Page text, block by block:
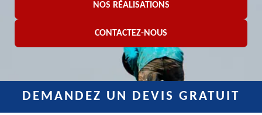
NOS RÉALISATIONS
CONTACTEZ-NOUS
DEMANDEZ UN DEVIS GRATUIT